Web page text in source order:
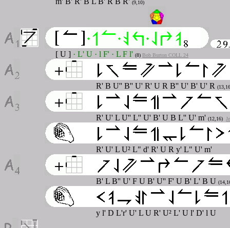
(9,10)
[ U ] · L' U · l F' · L F l' (8) Bob Burton COLL 24
R' B U'' B'' U' R' U R B'' U' B' U' R
R' U' L U'' L'' U' B' U B L'' U' m' (12,16)
R' U' L U² L" d' R' U R y' L" U' m'
B' L B'' U' F U B' U'' F' U B' L' B U
y l' D L'r' U' L U R' U² L' U l' D' l U